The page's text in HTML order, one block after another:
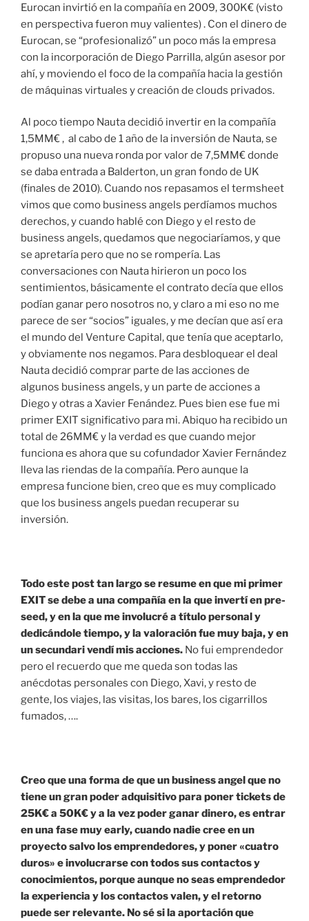
Eurocan invirtió en la compañía en 2009, 300K€ (visto
en perspectiva fueron muy valientes) . Con el dinero de
Eurocan, se “profesionalizó” un poco más la empresa
con la incorporación de Diego Parrilla, algún asesor por
ahí, y moviendo el foco de la compañía hacia la gestión
de máquinas virtuales y creación de clouds privados.
Al poco tiempo Nauta decidió invertir en la compañía
1,5MM€ , al cabo de 1 año de la inversión de Nauta, se
propuso una nueva ronda por valor de 7,5MM€ donde
se daba entrada a Balderton, un gran fondo de UK
(finales de 2010). Cuando nos repasamos el termsheet
vimos que como business angels perdíamos muchos
derechos, y cuando hablé con Diego y el resto de
business angels, quedamos que negociaríamos, y que
se apretaría pero que no se rompería. Las
conversaciones con Nauta hirieron un poco los
sentimientos, básicamente el contrato decía que ellos
podían ganar pero nosotros no, y claro a mi eso no me
parece de ser “socios” iguales, y me decían que así era
el mundo del Venture Capital, que tenía que aceptarlo,
y obviamente nos negamos. Para desbloquear el deal
Nauta decidió comprar parte de las acciones de
algunos business angels, y un parte de acciones a
Diego y otras a Xavier Fenández. Pues bien ese fue mi
primer EXIT significativo para mi. Abiquo ha recibido un
total de 26MM€ y la verdad es que cuando mejor
funciona es ahora que su cofundador Xavier Fernández
lleva las riendas de la compañía. Pero aunque la
empresa funcione bien, creo que es muy complicado
que los business angels puedan recuperar su
inversión.
Todo este post tan largo se resume en que mi primer
EXIT se debe a una compañía en la que invertí en pre-
seed, y en la que me involucré a título personal y
dedicándole tiempo, y la valoración fue muy baja, y en
un secundari vendí mis acciones. No fui emprendedor
pero el recuerdo que me queda son todas las
anécdotas personales con Diego, Xavi, y resto de
gente, los viajes, las visitas, los bares, los cigarrillos
fumados, ….
Creo que una forma de que un business angel que no
tiene un gran poder adquisitivo para poner tickets de
25K€ a 50K€ y a la vez poder ganar dinero, es entrar
en una fase muy early, cuando nadie cree en un
proyecto salvo los emprendedores, y poner «cuatro
duros» e involucrarse con todos sus contactos y
conocimientos, porque aunque no seas emprendedor
la experiencia y los contactos valen, y el retorno
puede ser relevante. No sé si la aportación que